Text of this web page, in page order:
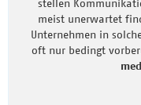
meist unerwartet
Unternehmen in
oft nur bedingt